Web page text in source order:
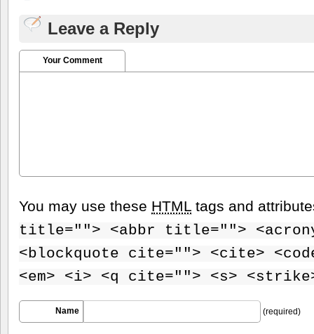
Leave a Reply
Your Comment
You may use these HTML tags and
title=""> <abbr title="">
<blockquote cite=""> <cite>
<em> <i> <q cite=""> <s>
Name (required)